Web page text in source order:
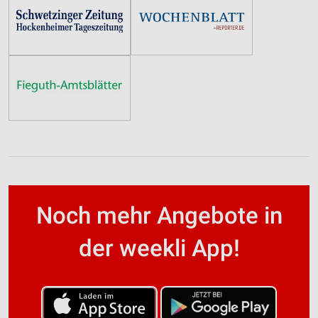
Noch mehr Angebote in
der weekli App!